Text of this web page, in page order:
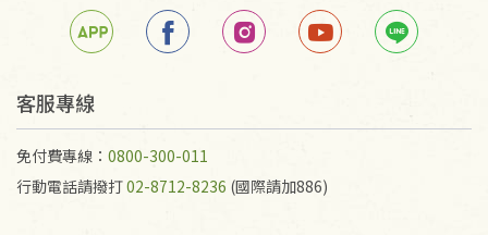
客服專線
免付費專線： 0800-300-011
行動電話請撥打02-8712-8236 (國際請加886)